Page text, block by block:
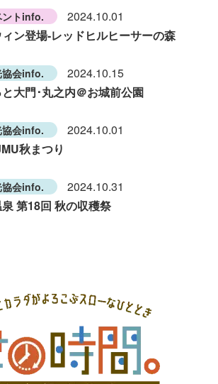
ントinfo.
2024.10.01
ン登場-レッドヒルヒーサーの森
協会info.
2024.10.15
大門･丸之内＠お城前公園
協会info.
2024.10.01
秋まつり
協会info.
2024.10.31
第18回 秋の収穫祭